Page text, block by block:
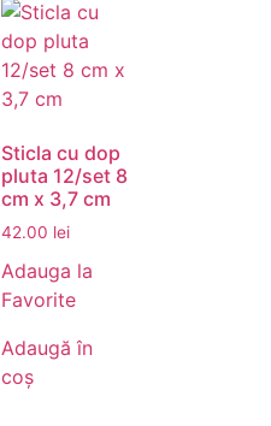
Sticla cu dop
pluta 12/set 8
cm x 3,7 cm
42.00 lei
Adauga la
Favorite
Adaugă în
coș